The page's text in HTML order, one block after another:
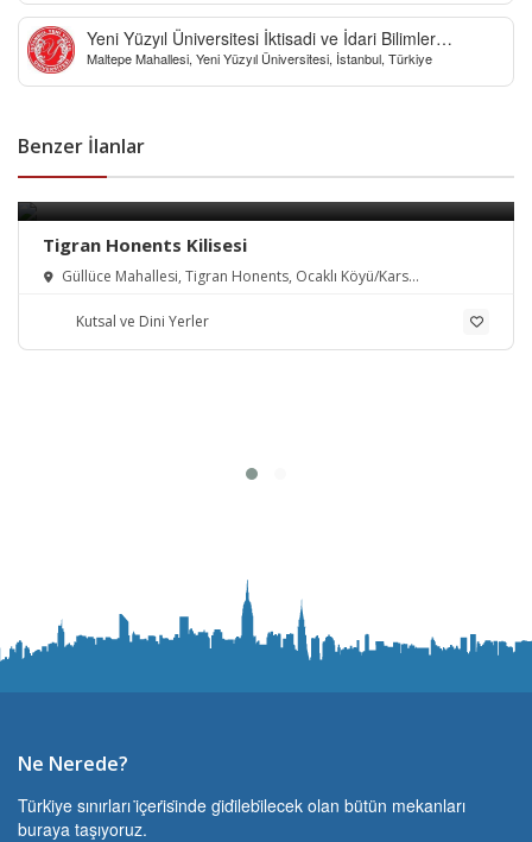
Yeni Yüzyıl Üniversitesi İktisadi ve İdari Bilimler
Fakültesi
Maltepe Mahallesi, Yeni Yüzyıl Üniversitesi, İstanbul, Türkiye
Benzer İlanlar
Tigran Honents Kilisesi
Güllüce Mahallesi, Tigran Honents, Ocaklı Köyü/Kars
Kutsal ve Dini Yerler
Ne Nerede?
Türki̇ye sınırları i̇çeri̇si̇nde gi̇di̇lebi̇lecek olan bütün mekanları
buraya taşıyoruz.